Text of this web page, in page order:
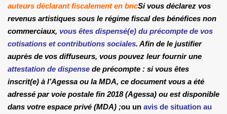
auteurs déclarant fiscalement en bncSi vous déclarez vos
revenus artistiques sous le régime fiscal des bénéfices non
commerciaux, vous êtes dispensé(e) du précompte de vos
cotisations et contributions sociales. Afin de le justifier
auprès de vos diffuseurs, vous pouvez leur fournir une
attestation de dispense de précompte : si vous êtes
inscrit(e) à l’Agessa ou la MDA, ce document vous a été
adressé par voie postale fin 2018 (Agessa) ou est disponible
dans votre espace privé (MDA) ;ou un avis de situation au